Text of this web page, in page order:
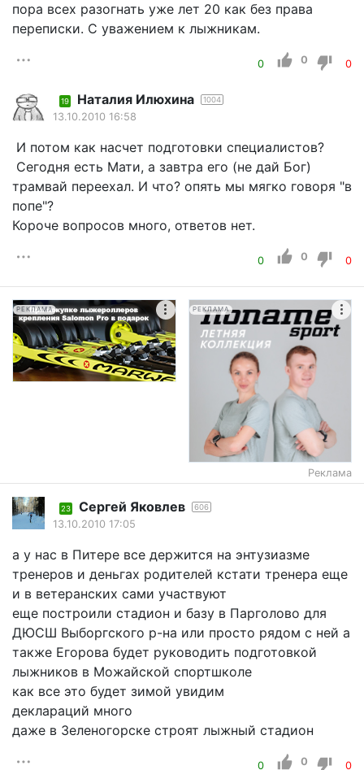
пора всех разогнать уже лет 20 как без права
переписки. С уважением к лыжникам.
0 0 0
19 Наталия Илюхина 1004
13.10.2010 16:58
И потом как насчет подготовки специалистов?
Сегодня есть Мати, а завтра его (не дай Бог)
трамвай переехал. И что? опять мы мягко говоря "в
попе"?
Короче вопросов много, ответов нет.
0 0 0
РЕКЛАМА РЕКЛАМА
Реклама
23 Сергей Яковлев 606
13.10.2010 17:05
а у нас в Питере все держится на энтузиазме
тренеров и деньгах родителей кстати тренера еще
и в ветеранских сами участвуют
еще построили стадион и базу в Парголово для
ДЮСШ Выборгского р-на или просто рядом с ней а
также Егорова будет руководить подготовкой
лыжников в Можайской спортшколе
как все это будет зимой увидим
деклараций много
даже в Зеленогорске строят лыжный стадион
0 0 0